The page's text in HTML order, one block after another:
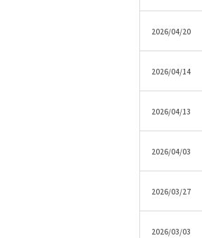
2026/04/20
2026/04/14
2026/04/13
2026/04/03
2026/03/27
2026/03/03